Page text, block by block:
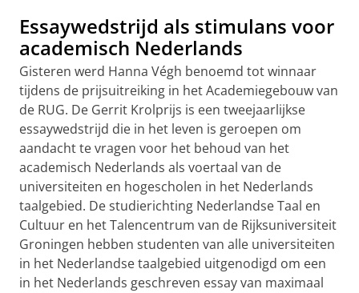
Essaywedstrijd als stimulans voor
academisch Nederlands
Gisteren werd Hanna Végh benoemd tot winnaar
tijdens de prijsuitreiking in het Academiegebouw van
de RUG. De Gerrit Krolprijs is een tweejaarlijkse
essaywedstrijd die in het leven is geroepen om
aandacht te vragen voor het behoud van het
academisch Nederlands als voertaal van de
universiteiten en hogescholen in het Nederlands
taalgebied. De studierichting Nederlandse Taal en
Cultuur en het Talencentrum van de Rijksuniversiteit
Groningen hebben studenten van alle universiteiten
in het Nederlandse taalgebied uitgenodigd om een
in het Nederlands geschreven essay van maximaal